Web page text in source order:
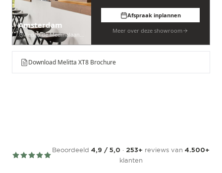
Amsterdam
Pedro de Medinalaan 53
Afspraak inplannen
Meer over deze showroom
Download Melitta XT8 Brochure
Beoordeeld 4,9 / 5,0 · 253+ reviews van 4.500+
klanten